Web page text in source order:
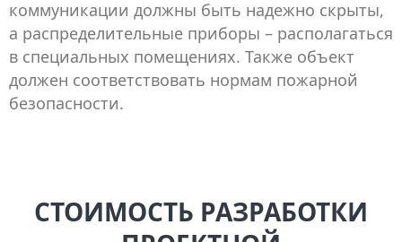
коммуникации должны быть надежно скрыты,
а распределительные приборы – располагаться
в специальных помещениях. Также объект
должен соответствовать нормам пожарной
безопасности.
СТОИМОСТЬ РАЗРАБОТКИ